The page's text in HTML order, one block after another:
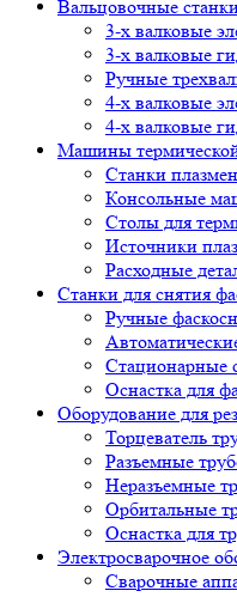
Вальцовочные
3-х валковые
3-х валковые
Ручные
4-х валковые
4-х валковые
Машины
Станки
Консольные
Столы для
Источники
Расходные
Станки для снятия
Ручные
Стационарные
Оснастка для
Оборудование для
Торцеватель
Разъемные
Неразъемные
Орбитальные
Оснастка для
Электросварочное
Сварочные